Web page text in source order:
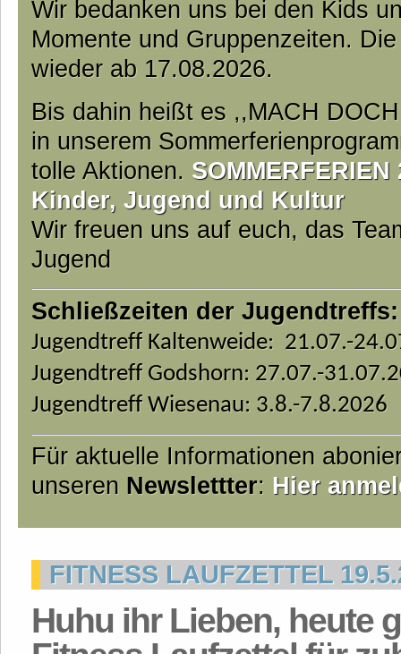
Wir bedanken uns bei den Kids
Momente und Gruppenzeiten.
wieder ab 17.08.2026.
Bis dahin heißt es ,,MACH
in unserem
tolle Aktionen.
Kinder, Jugend und Kultur
Wir freuen uns auf euch, das
Jugend
Schließzeiten der Jugendtreffs:
Jugendtreff Kaltenweide: 21.07.-
Jugendtreff Godshorn: 27.07.-
Jugendtreff Wiesenau: 3.8.-7.8.2026
Für aktuelle Informationen
unseren Newslettter: Hier
FITNESS LAUFZETTEL
Huhu ihr Lieben, heute